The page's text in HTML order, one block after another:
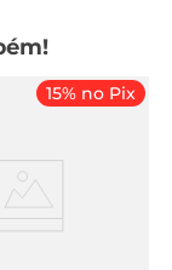
15% no Pix